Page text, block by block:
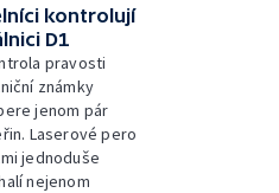
kontrolují
D1
pravosti
známky
jenom pár
Laserové pero
jednoduše
nejenom